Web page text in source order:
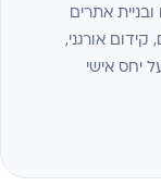
אתרים
בבניית אתרים, קידום אורגני,
יחס אישי